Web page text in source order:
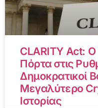
CLARITY Act: Ο
Πόρτα στις
Δημοκρατικοί
Μεγαλύτερο
Ιστορίας